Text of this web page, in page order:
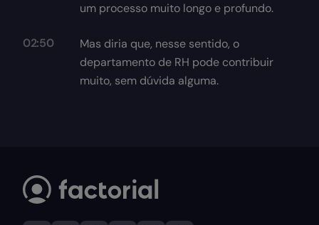
um processo muito longo e profundo.
02:50
Mas diria que, nesse sentido, o
departamento de RH pode contribuir
muito, sem dúvida alguma.